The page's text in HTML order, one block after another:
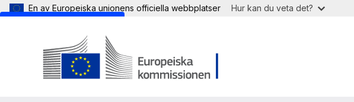
En av Europeiska unionens officiella webbplatser Hur kan du veta det?